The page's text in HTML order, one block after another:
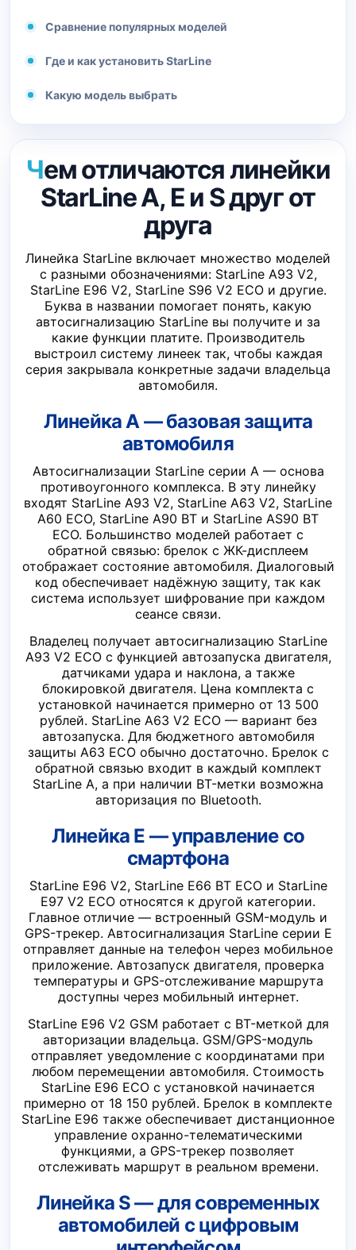
Сравнение популярных моделей
Где и как установить StarLine
Какую модель выбрать
Чем отличаются линейки
StarLine A, E и S друг от
друга
Линейка StarLine включает множество моделей
с разными обозначениями: StarLine A93 V2,
StarLine E96 V2, StarLine S96 V2 ECO и другие.
Буква в названии помогает понять, какую
автосигнализацию StarLine вы получите и за
какие функции платите. Производитель
выстроил систему линеек так, чтобы каждая
серия закрывала конкретные задачи владельца
автомобиля.
Линейка A — базовая защита
автомобиля
Автосигнализации StarLine серии A — основа
противоугонного комплекса. В эту линейку
входят StarLine A93 V2, StarLine A63 V2, StarLine
A60 ECO, StarLine A90 BT и StarLine AS90 BT
ECO. Большинство моделей работает с
обратной связью: брелок с ЖК-дисплеем
отображает состояние автомобиля. Диалоговый
код обеспечивает надёжную защиту, так как
система использует шифрование при каждом
сеансе связи.
Владелец получает автосигнализацию StarLine
A93 V2 ECO с функцией автозапуска двигателя,
датчиками удара и наклона, а также
блокировкой двигателя. Цена комплекта с
установкой начинается примерно от 13 500
рублей. StarLine A63 V2 ECO — вариант без
автозапуска. Для бюджетного автомобиля
защиты A63 ECO обычно достаточно. Брелок с
обратной связью входит в каждый комплект
StarLine A, а при наличии BT-метки возможна
авторизация по Bluetooth.
Линейка E — управление со
смартфона
StarLine E96 V2, StarLine E66 BT ECO и StarLine
E97 V2 ECO относятся к другой категории.
Главное отличие — встроенный GSM-модуль и
GPS-трекер. Автосигнализация StarLine серии E
отправляет данные на телефон через мобильное
приложение. Автозапуск двигателя, проверка
температуры и GPS-отслеживание маршрута
доступны через мобильный интернет.
StarLine E96 V2 GSM работает с BT-меткой для
авторизации владельца. GSM/GPS-модуль
отправляет уведомление с координатами при
любом перемещении автомобиля. Стоимость
StarLine E96 ECO с установкой начинается
примерно от 18 150 рублей. Брелок в комплекте
StarLine E96 также обеспечивает дистанционное
управление охранно-телематическими
функциями, а GPS-трекер позволяет
отслеживать маршрут в реальном времени.
Линейка S — для современных
автомобилей с цифровым